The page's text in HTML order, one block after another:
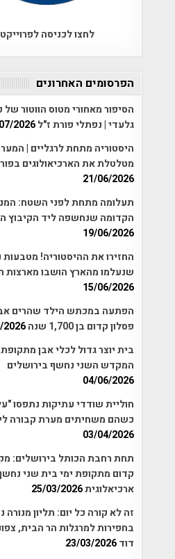
לחצו לכניסה לפרוייקט
הפרסומים האחרונים
הסיפור מאחורי מטוס הווטור של
גלעדי | נפתלי פורת ז"ל2026
היסטוריה מתחת לרגליים |
מטלטלת את הארכיאולוגים
21/06/2026
תעלומה מתחת לפני השטח:
הקדומה שנחשפה ליד הקיבוץ
19/06/2026
החזירו את ההיסטוריה! מטבעות
שנעלמו מהארץ הושבו מארצות
15/06/2026
הפתעה במכתש הילד שהרים
פסלון קדום בן 1,700 שנה
2026
בית יוצר גדול לכלי אבן
המקדש השני נחשף בירושלים
04/06/2026
חוליית שודדי עתיקות נתפסו
כשהם משחיתים מערת קבורה
03/04/2026
תחת רחבת הכותל בירושלים:
קדום מתקופת ימי בית שני
ארכיאלוגית25/03/2026
זה לא קורה כל יום: תליון מנורה
בחפירות למרגלות הר הבית,
דוד23/03/2026